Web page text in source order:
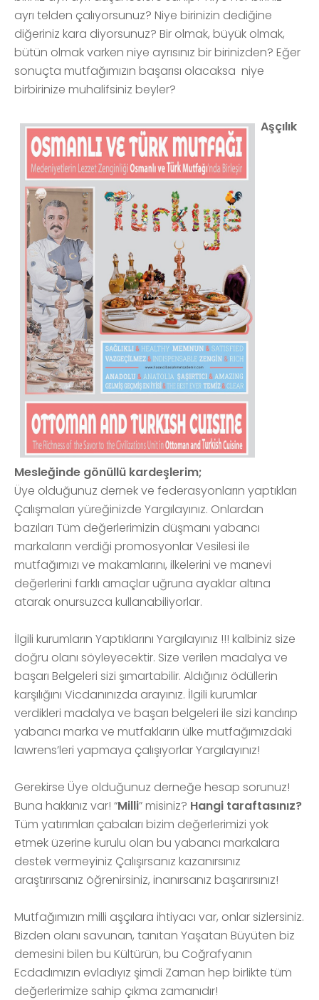
ayrı telden çalıyorsunuz? Niye birinizin dediğine
diğeriniz kara diyorsunuz? Bir olmak, büyük olmak,
bütün olmak varken niye ayrısınız bir birinizden? Eğer
sonuçta mutfağımızın başarısı olacaksa niye
birbirinize muhalifsiniz beyler?
Aşçılık
Mesleğinde gönüllü kardeşlerim;
Üye olduğunuz dernek ve federasyonların yaptıkları
Çalışmaları yüreğinizde Yargılayınız. Onlardan
bazıları Tüm değerlerimizin düşmanı yabancı
markaların verdiği promosyonlar Vesilesi ile
mutfağımızı ve makamlarını, ilkelerini ve manevi
değerlerini farklı amaçlar uğruna ayaklar altına
atarak onursuzca kullanabiliyorlar.
İlgili kurumların Yaptıklarını Yargılayınız !!! kalbiniz size
doğru olanı söyleyecektir. Size verilen madalya ve
başarı Belgeleri sizi şımartabilir. Aldığınız ödüllerin
karşılığını Vicdanınızda arayınız. İlgili kurumlar
verdikleri madalya ve başarı belgeleri ile sizi kandırıp
yabancı marka ve mutfakların ülke mutfağımızdaki
lawrens’leri yapmaya çalışıyorlar Yargılayınız!
Gerekirse Üye olduğunuz derneğe hesap sorunuz!
Buna hakkınız var! “Milli” misiniz? Hangi taraftasınız?
Tüm yatırımları çabaları bizim değerlerimizi yok
etmek üzerine kurulu olan bu yabancı markalara
destek vermeyiniz Çalışırsanız kazanırsınız
araştırırsanız öğrenirsiniz, inanırsanız başarırsınız!
Mutfağımızın milli aşçılara ihtiyacı var, onlar sizlersiniz.
Bizden olanı savunan, tanıtan Yaşatan Büyüten biz
demesini bilen bu Kültürün, bu Coğrafyanın
Ecdadımızın evladıyız şimdi Zaman hep birlikte tüm
değerlerimize sahip çıkma zamanıdır!